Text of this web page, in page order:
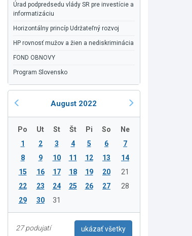
Úrad podpredsedu vlády SR pre investície a
informatizáciu
Horizontálny princíp Udržateľný rozvoj
HP rovnosť mužov a žien a nediskriminácia
FOND OBNOVY
Program Slovensko
August 2022
Po Ut St Št Pi So
Ne
1
2 3 4 5 6
7
8
9 10 11 12 13
14
15
16 17 18 19 20
21
22
23 24 25 26 27
28
29
30 31
27 podujatí ukázať všetky